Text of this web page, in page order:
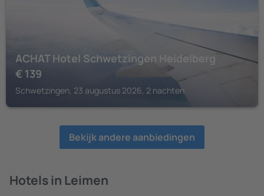
ACHAT Hotel Schwetzingen Heidelberg
€ 139
Schwetzingen, 23 augustus 2026, 2 nachten
Bekijk andere aanbiedingen
Hotels in Leimen